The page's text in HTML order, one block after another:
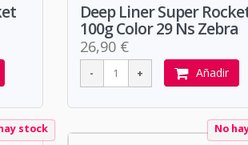
Deep Liner Super
100g Color 29 Ns Zebra
26,90 €
Añadir
stock No